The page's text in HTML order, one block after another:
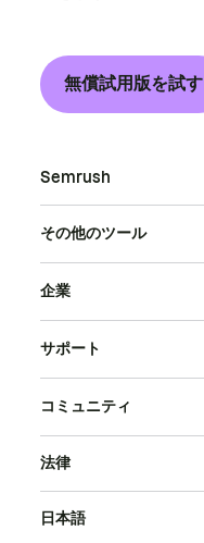
無償試用版を試す
Semrush
その他のツール
企業
サポート
コミュニティ
法律
日本語